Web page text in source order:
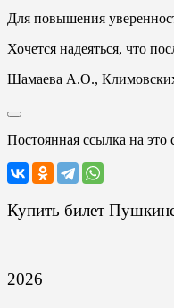
Для повышения
Хочется надеяться, что
Шамаева А.О.,
Постоянная ссылка на это
Купить билет
2026